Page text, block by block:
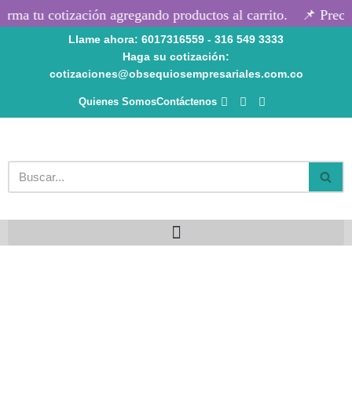
contenido
tu cotización agregando productos al carrito. 📌
Llame ahora: 6017316559 - 316 549 3333
Haga su cotización:
cotizaciones@obsequiosempresariales.com.co
Quienes SomosContáctenos